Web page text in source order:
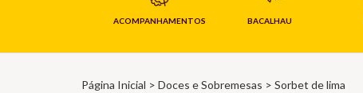
ACOMPANHAMENTOS BACALHAU
Página Inicial > Doces e Sobremesas > Sorbet de lima